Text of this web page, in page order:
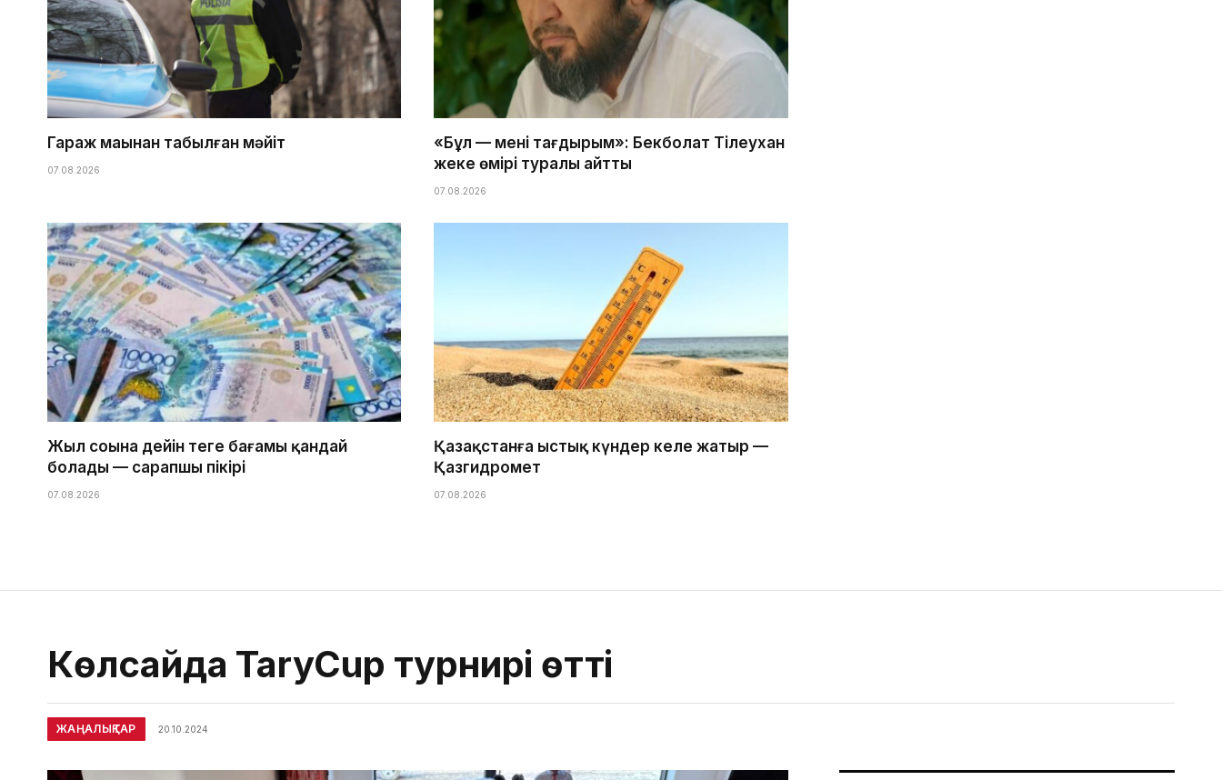
Гараж маңынан табылған мәйіт
07.08.2026
«Бұл — менің тағдырым»: Бекболат Тілеухан
жеке өмірі туралы айтты
07.08.2026
Жыл соңына дейін теңге бағамы қандай
болады — сарапшы пікірі
07.08.2026
Қазақстанға ыстық күндер келе жатыр —
Қазгидромет
07.08.2026
Көлсайда TaryCup турнирі өтті
ЖАҢАЛЫҚТАР 20.10.2024